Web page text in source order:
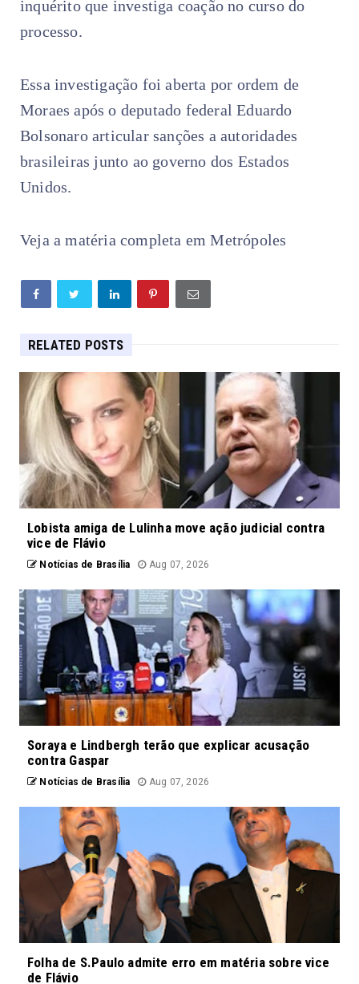
inquérito que investiga coação no curso do
processo.
Essa investigação foi aberta por ordem de
Moraes após o deputado federal Eduardo
Bolsonaro articular sanções a autoridades
brasileiras junto ao governo dos Estados
Unidos.
Veja a matéria completa em Metrópoles
RELATED POSTS
Lobista amiga de Lulinha move ação judicial contra
vice de Flávio
Notícias de Brasília Aug 07, 2026
Soraya e Lindbergh terão que explicar acusação
contra Gaspar
Notícias de Brasília Aug 07, 2026
Folha de S.Paulo admite erro em matéria sobre vice
de Flávio